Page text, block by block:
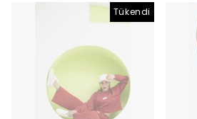
Tükendi